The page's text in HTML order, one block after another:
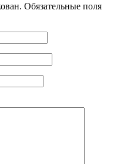
Обязательные поля